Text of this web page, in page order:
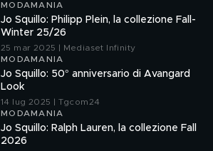
MODAMANIA
Jo Squillo: Philipp Plein, la collezione Fall-
Winter 25/26
25 mar 2025 | Mediaset Infinity
MODAMANIA
Jo Squillo: 50° anniversario di Avangard
Look
14 lug 2025 | Tgcom24
MODAMANIA
Jo Squillo: Ralph Lauren, la collezione Fall
2026